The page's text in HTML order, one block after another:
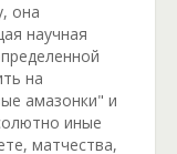
она
научная
на
амазонки" и
иные
матчества,